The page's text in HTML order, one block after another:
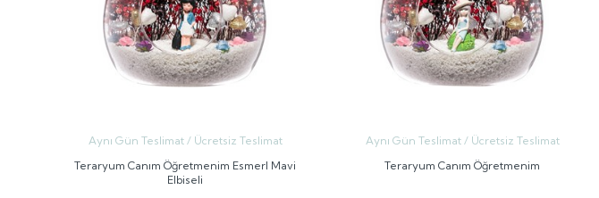
Aynı Gün Teslimat / Ücretsiz Teslimat
Teraryum Canım Öğretmenim Esmerl Mavi
Elbiseli
Aynı Gün Teslimat / Ücretsiz Teslimat
Teraryum Canım Öğretmenim